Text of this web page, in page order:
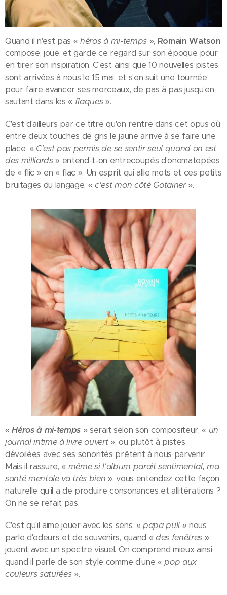
Quand il n'est pas «héros à mi-temps», Romain Watson
compose, joue, et garde ce regard sur son époque pour
en tirer son inspiration. C'est ainsi que 10 nouvelles pistes
sont arrivées à nous le 15 mai, et s'en suit une tournée
pour faire avancer ses morceaux, de pas à pas jusqu'en
sautant dans les « flaques».
C'est d'ailleurs par ce titre qu'on rentre dans cet opus où
entre deux touches de gris le jaune arrive à se faire une
place, « C'est pas permis de se sentir seul quand on est
des milliards» entend-t-on entrecoupés d'onomatopées
de « flic » en « flac ». Un esprit qui allie mots et ces petits
bruitages du langage, «c'est mon côté Gotainer».
«Héros à mi-temps » serait selon son compositeur, « un
journal intime à livre ouvert», ou plutôt à pistes
dévoilées avec ses sonorités prêtent à nous parvenir.
Mais il rassure, « même si l'album parait sentimental, ma
santé mentale va très bien», vous entendez cette façon
naturelle qu'il a de produire consonances et allitérations ?
On ne se refait pas.
C'est qu'il aime jouer avec les sens, « papa pull » nous
parle d'odeurs et de souvenirs, quand « des fenêtres»
jouent avec un spectre visuel. On comprend mieux ainsi
quand il parle de son style comme d'une «pop aux
couleurs saturées».